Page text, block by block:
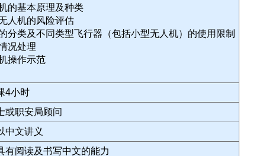
的基本原理及种类
人机的风险评估
分类及不同类型飞行器（包括小型无人机）的使用限制
况处理
操作示范
4小时
或职安局顾问
中文讲义
有阅读及书写中文的能力